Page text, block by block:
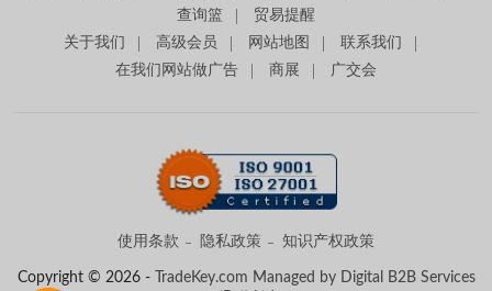
查询篮
贸易提醒
关于我们
高级会员 网站地图
联系我们
在我们网站做广告
商展 广交会
使用条款 隐私政策 知识产权政策
Copyright © 2026 - TradeKey.com Managed by Digital B2B Services